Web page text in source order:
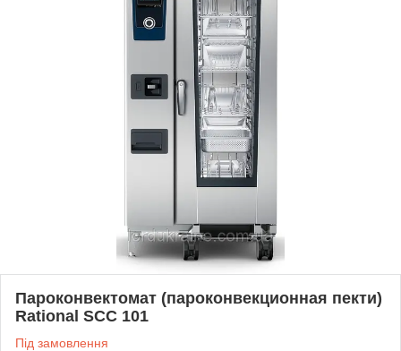
Пароконвектомат (пароконвекционная пекти)
Rational SCC 101
Під замовлення